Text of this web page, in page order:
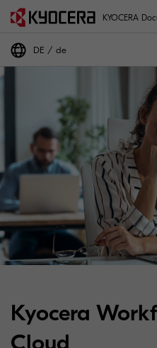
KYOCERA
DE de
Kyocera
Cloud